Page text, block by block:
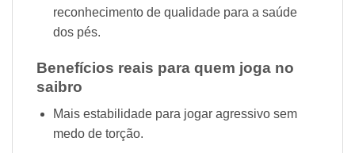
reconhecimento de qualidade para a saúde
dos pés.
Benefícios reais para quem joga no
saibro
Mais estabilidade para jogar agressivo sem
medo de torção.